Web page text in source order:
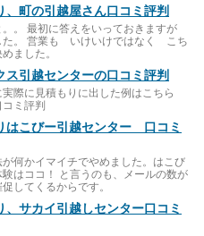
、町の引越屋さん口コミ評判
。 最初に答えをいっておきますが
。 営業も いけいけではなく こち
ました。
ス引越センターの口コミ評判
際に見積もりに出した例はこちら
ミ評判
はこびー引越センター 口コミ
何かイマイチでやめました。はこび
ココ！ と言うのも、メールの数が
してくるからです。
、サカイ引越しセンター口コミ